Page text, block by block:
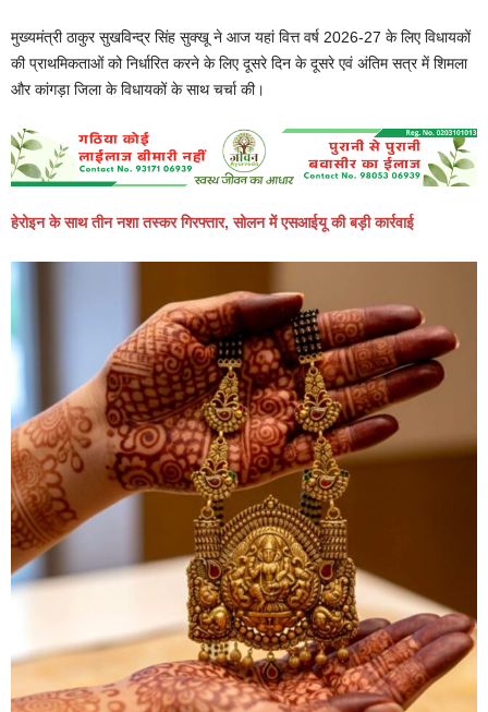
मुख्यमंत्री ठाकुर सुखविन्द्र सिंह सुक्खू ने आज यहां वित्त वर्ष 2026-27 के लिए विधायकों
की प्राथमिकताओं को निर्धारित करने के लिए दूसरे दिन के दूसरे एवं अंतिम सत्र में शिमला
और कांगड़ा जिला के विधायकों के साथ चर्चा की।
हेरोइन के साथ तीन नशा तस्कर गिरफ्तार, सोलन में एसआईयू की बड़ी कार्रवाई